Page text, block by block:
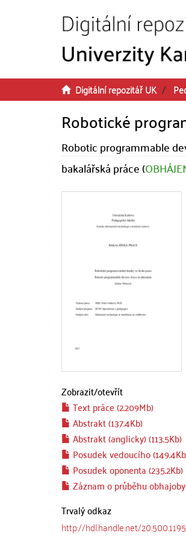
Digitální repozitář UK
Robotické
Robotic programmable
bakalářská práce (
Zobrazit/otevřít
Text práce (2.209Mb)
Abstrakt (137.4Kb)
Abstrakt (anglicky) (113.5Kb)
Posudek vedoucího
Posudek oponenta (235.2Kb)
Záznam o průběhu
Trvalý odkaz
http://hdl.handle.net/